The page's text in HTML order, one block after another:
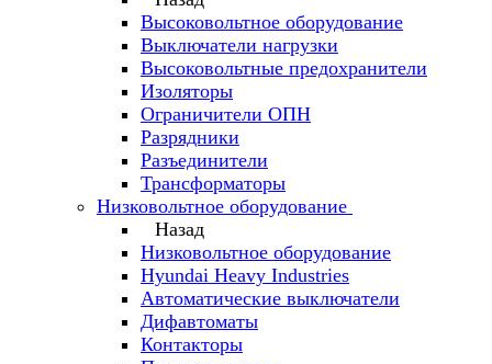
Высоковольтное оборудование
Выключатели нагрузки
Высоковольтные предохранители
Изоляторы
Ограничители ОПН
Разрядники
Разъединители
Трансформаторы
Низковольтное оборудование
Назад
Низковольтное оборудование
Hyundai Heavy Industries
Автоматические выключатели
Дифавтоматы
Контакторы